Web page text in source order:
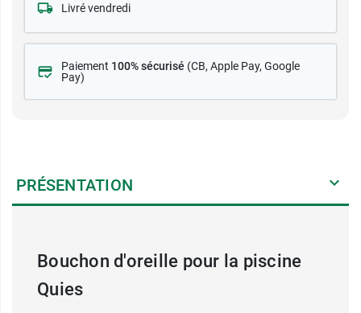
Livré vendredi
Paiement 100% sécurisé (CB, Apple Pay, Google
Pay)
PRÉSENTATION
Bouchon d'oreille pour la piscine
Quies